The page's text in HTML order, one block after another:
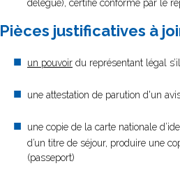
délégué), certifié conforme par le
Pièces justificatives à
un pouvoir du représentant légal
une attestation de parution d'un
une copie de la carte nationale
d’un titre de séjour, produire une
(passeport)